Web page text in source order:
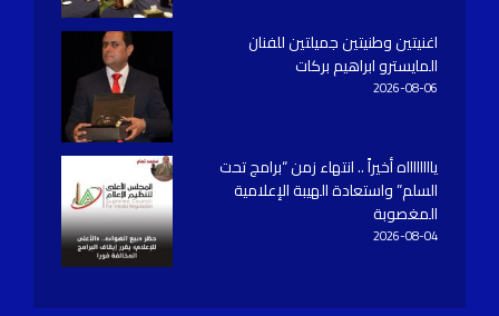
اغنيتين وطنيتين جميلتين للفنان
المايسترو ابراهيم بركات
2026-08-06
يااااااااه أخيراً .. انتهاء زمن “برامج تحت
السلم” واستعادة الهيبة الإعلامية
المغصوبة
2026-08-04